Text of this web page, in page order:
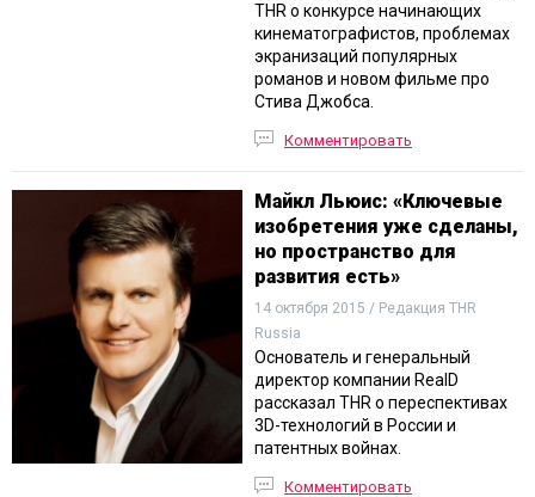
THR о конкурсе начинающих
кинематографистов, проблемах
экранизаций популярных
романов и новом фильме про
Стива Джобса.
Комментировать
Майкл Льюис: «Ключевые
изобретения уже сделаны,
но пространство для
развития есть»
14 октября 2015 / Редакция THR
Russia
Основатель и генеральный
директор компании RealD
рассказал THR о переспективах
3D-технологий в России и
патентных войнах.
Комментировать